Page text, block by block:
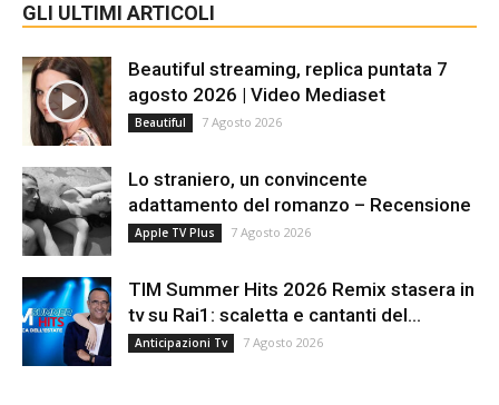
GLI ULTIMI ARTICOLI
Beautiful streaming, replica puntata 7
agosto 2026 | Video Mediaset
Beautiful 7 Agosto 2026
Lo straniero, un convincente
adattamento del romanzo – Recensione
Apple TV Plus 7 Agosto 2026
TIM Summer Hits 2026 Remix stasera in
tv su Rai1: scaletta e cantanti del...
Anticipazioni Tv 7 Agosto 2026